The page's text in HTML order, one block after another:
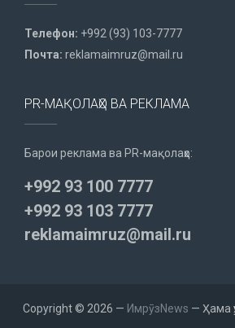
Телефон: +992 (93) 103-7777
Почта: reklamaimruz@mail.ru
PR-МАҚОЛАҲО ВА РЕКЛАМА
Барои реклама ва PR-мақолаҳо:
+992 93 100 7777
+992 93 103 7777
reklamaimruz@mail.ru
Copyright © 2026 — ИмрӯзNews — Ҳама